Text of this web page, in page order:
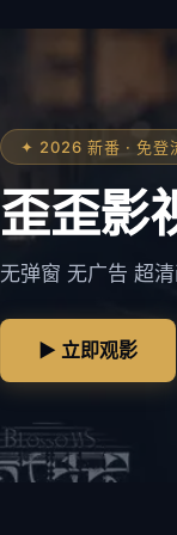
✦ 2026 新番 · 免登
歪歪影
无弹窗 无广告 超
▶ 立即观影